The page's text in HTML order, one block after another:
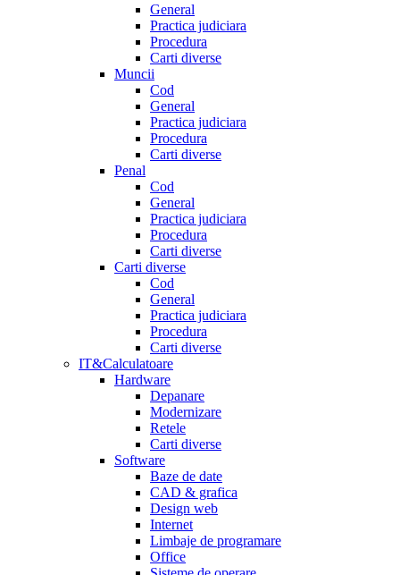
General
Practica judiciara
Procedura
Carti diverse
Muncii
Cod
General
Practica judiciara
Procedura
Carti diverse
Penal
Cod
General
Practica judiciara
Procedura
Carti diverse
Carti diverse
Cod
General
Practica judiciara
Procedura
Carti diverse
IT&Calculatoare
Hardware
Depanare
Modernizare
Retele
Carti diverse
Software
Baze de date
CAD & grafica
Design web
Internet
Limbaje de programare
Office